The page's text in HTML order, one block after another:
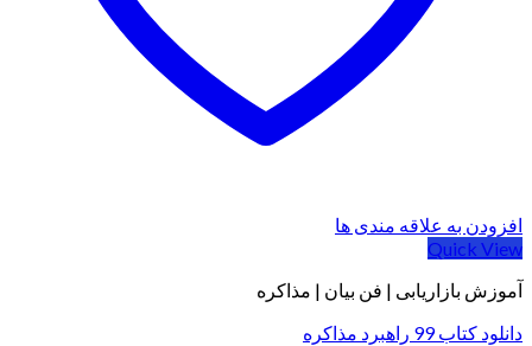
افزودن به علاقه مندی ها
Quick View
آموزش بازاریابی | فن بیان | مذاکره
دانلود کتاب 99 راهبرد مذاکره